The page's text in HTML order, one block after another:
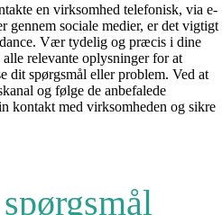
en virksomhed telefonisk, via e-
gennem sociale medier, er det vigtigt
Vær tydelig og præcis i dine
relevante oplysninger for at
dit spørgsmål eller problem. Ved at
og følge de anbefalede
kontakt med virksomheden og sikre